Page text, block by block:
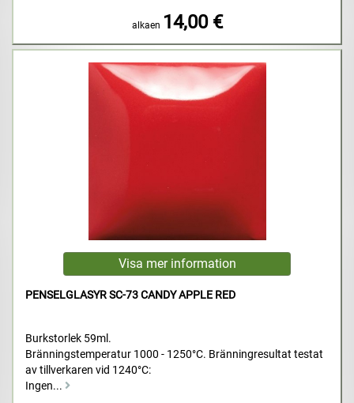
alkaen 14,00 €
PENSELGLASYR SC-73 CANDY APPLE RED
Burkstorlek 59ml.
Bränningstemperatur 1000 - 1250°C. Bränningresultat testat
av tillverkaren vid 1240°C:
Ingen...